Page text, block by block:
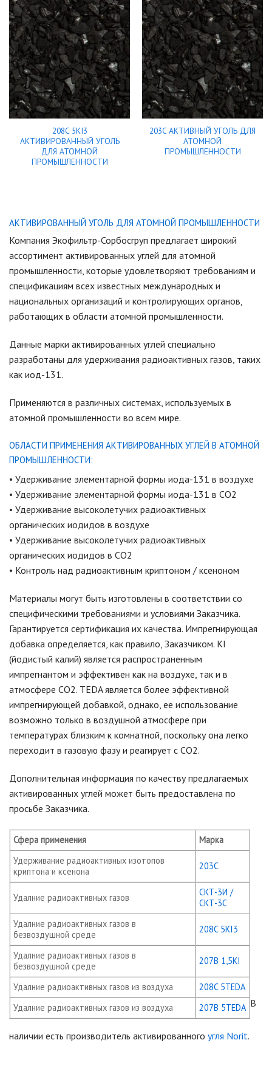
208C 5KI3
АКТИВИРОВАННЫЙ УГОЛЬ
ДЛЯ АТОМНОЙ
ПРОМЫШЛЕННОСТИ
203C АКТИВНЫЙ УГОЛЬ ДЛЯ
АТОМНОЙ
ПРОМЫШЛЕННОСТИ
АКТИВИРОВАННЫЙ УГОЛЬ ДЛЯ АТОМНОЙ ПРОМЫШЛЕННОСТИ
Компания Экофильтр-Сорбосгруп предлагает широкий
ассортимент активированных углей для атомной
промышленности, которые удовлетворяют требованиям и
спецификациям всех известных международных и
национальных организаций и контролирующих органов,
работающих в области атомной промышленности.
Данные марки активированных углей специально
разработаны для удерживания радиоактивных газов, таких
как иод-131.
Применяются в различных системах, используемых в
атомной промышленности во всем мире.
ОБЛАСТИ ПРИМЕНЕНИЯ АКТИВИРОВАННЫХ УГЛЕЙ В АТОМНОЙ
ПРОМЫШЛЕННОСТИ:
• Удерживание элементарной формы иода-131 в воздухе
• Удерживание элементарной формы иода-131 в CO2
• Удерживание высоколетучих радиоактивных
органических иодидов в воздухе
• Удерживание высоколетучих радиоактивных
органических иодидов в CO2
• Контроль над радиоактивным криптоном / ксеноном
Материалы могут быть изготовлены в соответствии со
специфическими требованиями и условиями Заказчика.
Гарантируется сертификация их качества. Импрегнирующая
добавка определяется, как правило, Заказчиком. KI
(йодистый калий) является распространенным
импрегнантом и эффективен как на воздухе, так и в
атмосфере CO2. TEDA является более эффективной
импрегнирующей добавкой, однако, ее использование
возможно только в воздушной атмосфере при
температурах близким к комнатной, поскольку она легко
переходит в газовую фазу и реагирует с CO2.
Дополнительная информация по качеству предлагаемых
активированных углей может быть предоставлена по
просьбе Заказчика.
Сфера применения
Марка
Удерживание радиоактивных изотопов
криптона и ксенона
203С
Удалние радиоактивных газов
СКТ-3И /
СКТ-3С
Удалние радиоактивных газов в
безвоздушной среде
208C 5KI3
Удалние радиоактивных газов в
безвоздушной среде
207B 1,5KI
Удалние радиоактивных газов из воздуха
208C 5TEDA
Удалние радиоактивных газов из воздуха
207B 5TEDA В
наличии есть производитель активированного угля Norit.